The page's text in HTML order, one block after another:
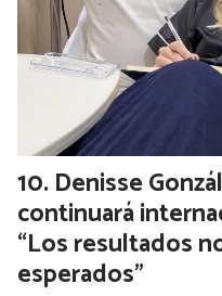
Denisse
continuará
“Los resultados
esperados”